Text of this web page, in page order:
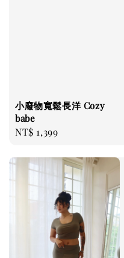
小廢物寬鬆長洋 Cozy
babe
Regular
NT$ 1,399